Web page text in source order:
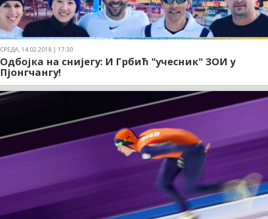
СРЕДА, 14.02.2018 | 17:30
Одбојка на снијегу: И Грбић "учесник" ЗОИ у
Пјонгчангу!